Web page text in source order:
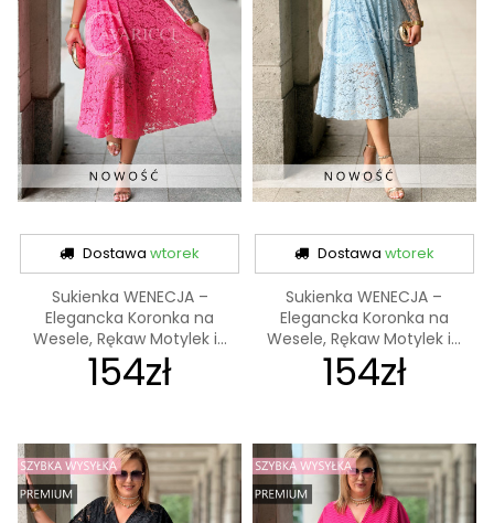
Dostawawtorek
Sukienka WENECJA –
Elegancka Koronka na
Wesele, Rękaw Motylek i...
154zł
Dostawa wtorek
Sukienka WENECJA –
Elegancka Koronka na
Wesele, Rękaw Motylek i...
154zł